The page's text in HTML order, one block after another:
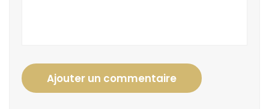
Ajouter un commentaire